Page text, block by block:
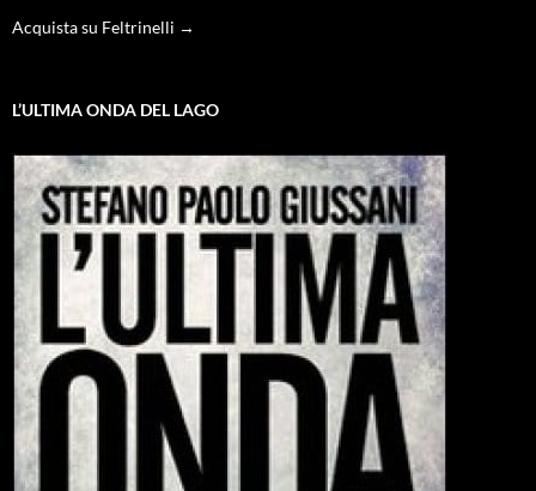
Acquista su Feltrinelli →
L’ULTIMA ONDA DEL LAGO